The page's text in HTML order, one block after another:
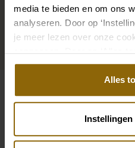
media te bieden en om ons
analyseren. Door op
je meer lezen over onze
aanpassen. Door op ‘Alles
akkoord met het gebruik
Alles
Instellingen
und Bräutigam findest du
deinem Kleid oder
Zu den Accessoires